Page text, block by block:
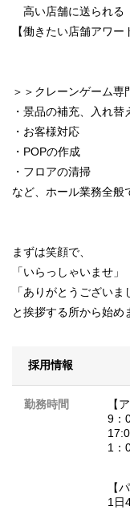
高い店舗に送られる
【働きたい店舗アワー
＞＞クレーンゲーム
・景品の補充、入れ替
・お客様対応
・POPの作成
・フロアの清掃
など、ホール業務全般
まずは笑顔で、
「いらっしゃいませ」
「ありがとうございま
と挨拶する所から始め
採用情報
勤務時間
【
9：
1：
【
1日